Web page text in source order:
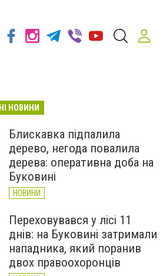
НОВИНИ
Блискавка підпалила
дерево, негода повалила
дерева: оперативна доба на
Буковині
НОВИНИ
Переховувався у лісі 11
днів: на Буковині затримали
нападника, який поранив
двох правоохоронців